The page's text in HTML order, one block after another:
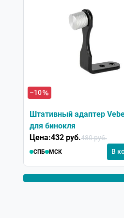
Служба
Добрый день.
–10
Штативный адаптер
для бинокля
Цена:432 руб.480 руб.
СПБ МСК В